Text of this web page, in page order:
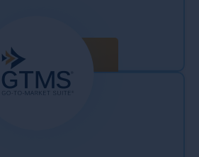
Mehr erfahren